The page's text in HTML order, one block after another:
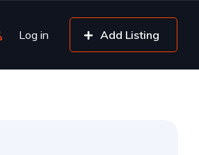
Log in Add Listing